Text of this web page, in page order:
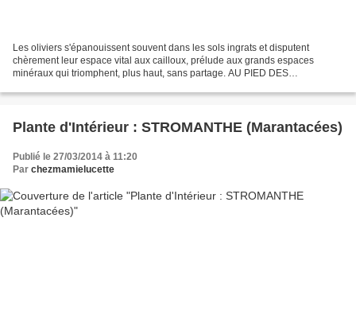
Les oliviers s'épanouissent souvent dans les sols ingrats et disputent
chèrement leur espace vital aux cailloux, prélude aux grands espaces
minéraux qui triomphent, plus haut, sans partage. AU PIED DES
Plante d'Intérieur : STROMANTHE (Marantacées)
Publié le 27/03/2014 à 11:20
Par chezmamielucette